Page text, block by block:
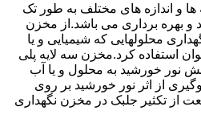
ها و اندازه های مختلف به طور تک
و بهره برداری می باشد.از مخزن
محلولهایی که شیمیایی و یا
استفاده کرد.مخزن سه لایه پلی
نور خورشید به محلول و یا آب
از اثر نور خورشید بر روی
از تکثیر جلبک در مخزن نگهداری